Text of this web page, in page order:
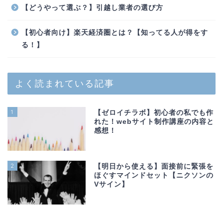
【どうやって選ぶ？】引越し業者の選び方
【初心者向け】楽天経済圏とは？【知ってる人が得をす
る！】
よく読まれている記事
1
【ゼロイチラボ】初心者の私でも作
れた！webサイト制作講座の内容と
感想！
2
【明日から使える】面接前に緊張を
ほぐすマインドセット【ニクソンの
Vサイン】